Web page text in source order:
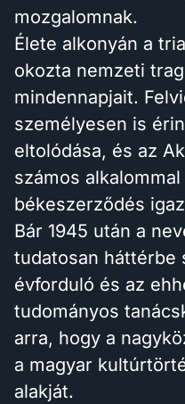
mozgalomnak.
Élete alkonyán a
okozta nemzeti
mindennapjait.
személyesen is
eltolódása, és az
számos
békeszerződés
Bár 1945 után a
tudatosan háttérbe
évforduló és az
tudományos
arra, hogy a
a magyar
alakját.